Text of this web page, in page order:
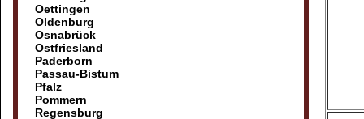
Oettingen
Oldenburg
Osnabrück
Ostfriesland
Paderborn
Passau-Bistum
Pfalz
Pommern
Regensburg